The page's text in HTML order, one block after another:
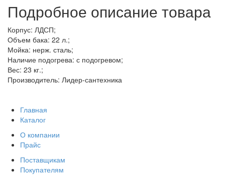
Подробное описание товара
Корпус: ЛДСП;
Объем бака: 22 л.;
Мойка: нерж. сталь;
Наличие подогрева: с подогревом;
Вес: 23 кг.;
Производитель: Лидер-сантехника
Главная
Каталог
О компании
Прайс
Поставщикам
Покупателям